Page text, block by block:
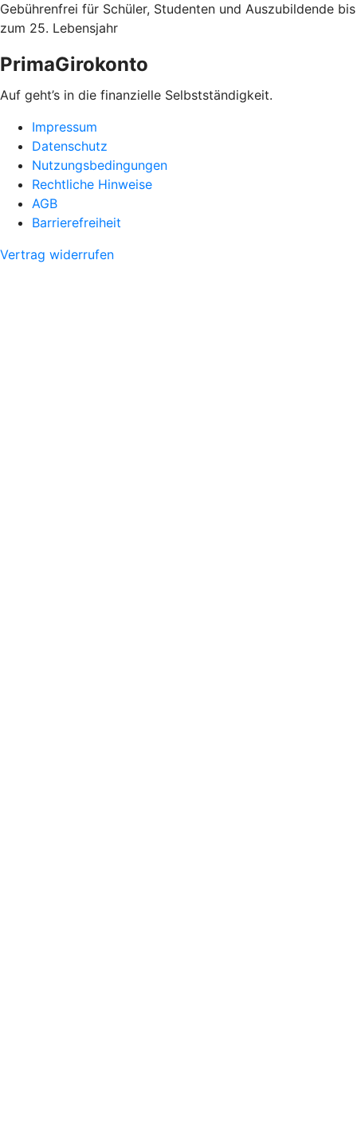
Gebührenfrei für Schüler, Studenten und Auszubildende bis
zum 25. Lebensjahr
PrimaGirokonto
Auf geht’s in die finanzielle Selbstständigkeit.
Impressum
Datenschutz
Nutzungsbedingungen
Rechtliche Hinweise
AGB
Barrierefreiheit
Vertrag widerrufen